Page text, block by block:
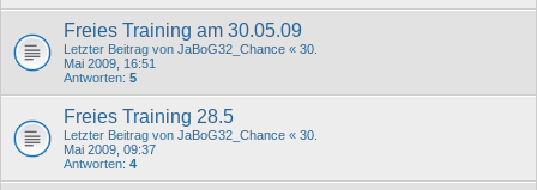
Freies Training am 30.05.09
Letzter Beitrag von JaBoG32_Chance « 30.
Mai 2009, 16:51
Antworten: 5
Freies Training 28.5
Letzter Beitrag von JaBoG32_Chance « 30.
Mai 2009, 09:37
Antworten: 4